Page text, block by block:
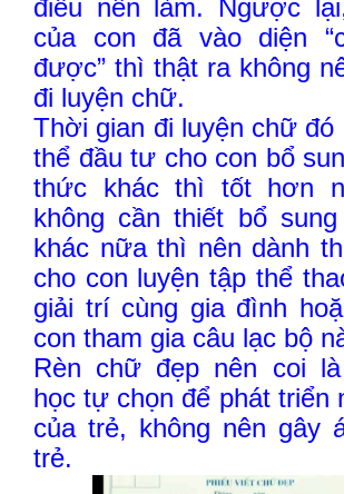
điều nên làm. Ngược
của con đã vào diện
được” thì thật ra không
đi luyện chữ.
Thời gian đi luyện chữ đó
thể đầu tư cho con bổ
thức khác thì tốt hơn
không cần thiết bổ
khác nữa thì nên dành
cho con luyện tập thể
giải trí cùng gia đình
con tham gia câu lạc bộ
Rèn chữ đẹp nên coi
học tự chọn để phát triển
của trẻ, không nên gây
trẻ.